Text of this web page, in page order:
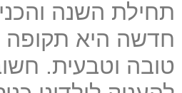
תחילת השנה
חדשה היא
טובה וטבעית.